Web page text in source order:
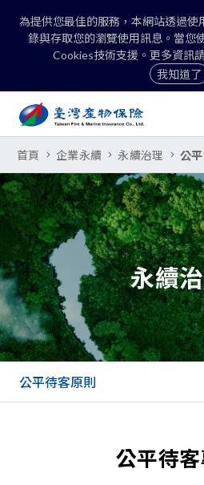
為提供您最佳的服務，本網站透過使
錄與存取您的瀏覽使用訊息。當您
Cookies技術支援。更多資訊
我知道了
:::
臺灣產物保險股份
首頁 企業永續 永續治理 公
永續
公平待客原則
公平待